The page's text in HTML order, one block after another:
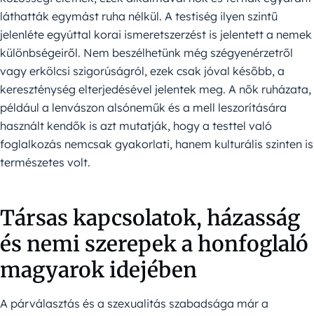
láthatták egymást ruha nélkül. A testiség ilyen szintű
jelenléte egyúttal korai ismeretszerzést is jelentett a nemek
különbségeiről. Nem beszélhetünk még szégyenérzetről
vagy erkölcsi szigorúságról, ezek csak jóval később, a
kereszténység elterjedésével jelentek meg. A nők ruházata,
például a lenvászon alsóneműk és a mell leszorítására
használt kendők is azt mutatják, hogy a testtel való
foglalkozás nemcsak gyakorlati, hanem kulturális szinten is
természetes volt.
Társas kapcsolatok, házasság
és nemi szerepek a honfoglaló
magyarok idejében
A párválasztás és a szexualitás szabadsága már a